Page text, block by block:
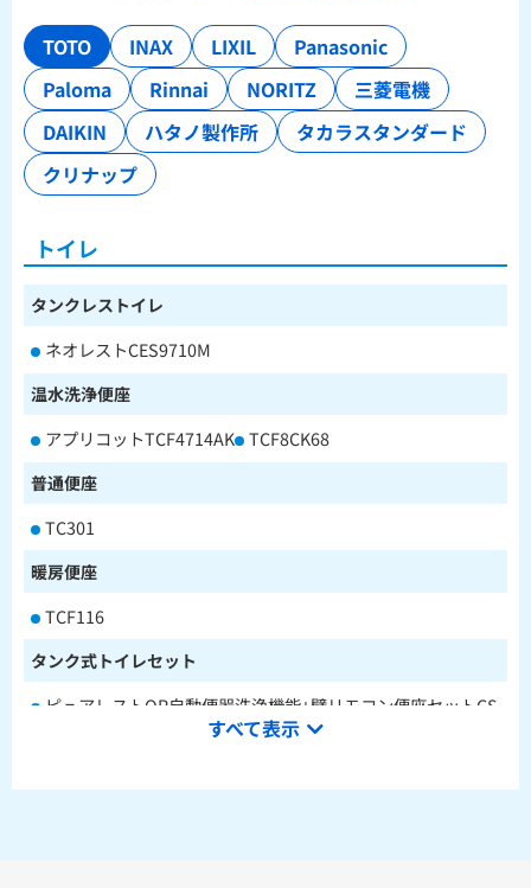
TOTO INAX LIXIL
Panasonic
Paloma
Rinnai NORITZ
三菱電機
DAIKIN
ハタノ製作所
タカラスタンダード
クリナップ
トイレ
タンクレストイレ
ネオレストCES9710M
温水洗浄便座
アプリコットTCF4714AK TCF8CK68
普通便座
TC301
暖房便座
TCF116
タンク式トイレセット
ピュアレストQR自動便器洗浄機能+壁リモコン便座セットCS
232BM+SH233BA+TCF4714AK
すべて表示